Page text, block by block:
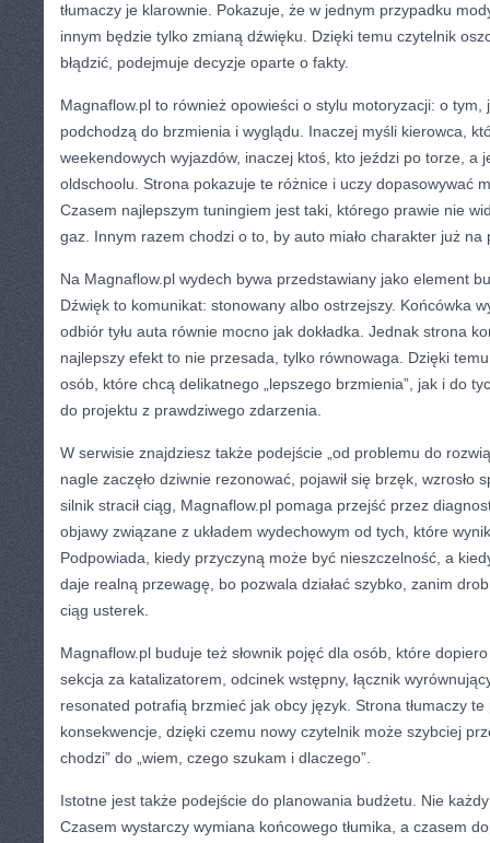
tłumaczy je klarownie. Pokazuje, że w jednym przypadku
innym będzie tylko zmianą dźwięku. Dzięki temu czytelnik
błądzić, podejmuje decyzje oparte o fakty.
Magnaflow.pl to również opowieści o stylu motoryzacji: o tym,
podchodzą do brzmienia i wyglądu. Inaczej myśli kierowca,
weekendowych wyjazdów, inaczej ktoś, kto jeździ po torze, a
oldschoolu. Strona pokazuje te różnice i uczy dopasowywać
Czasem najlepszym tuningiem jest taki, którego prawie nie
gaz. Innym razem chodzi o to, by auto miało charakter już na
Na Magnaflow.pl wydech bywa przedstawiany jako element
Dźwięk to komunikat: stonowany albo ostrzejszy. Końcówka
odbiór tyłu auta równie mocno jak dokładka. Jednak strona
najlepszy efekt to nie przesada, tylko równowaga. Dzięki
osób, które chcą delikatnego „lepszego brzmienia”, jak i do
do projektu z prawdziwego zdarzenia.
W serwisie znajdziesz także podejście „od problemu do
nagle zaczęło dziwnie rezonować, pojawił się brzęk, wzrosło
silnik stracił ciąg, Magnaflow.pl pomaga przejść przez
objawy związane z układem wydechowym od tych, które
Podpowiada, kiedy przyczyną może być nieszczelność, a
daje realną przewagę, bo pozwala działać szybko, zanim
ciąg usterek.
Magnaflow.pl buduje też słownik pojęć dla osób, które
sekcja za katalizatorem, odcinek wstępny, łącznik
resonated potrafią brzmieć jak obcy język. Strona tłumaczy
konsekwencje, dzięki czemu nowy czytelnik może szybciej
chodzi” do „wiem, czego szukam i dlaczego”.
Istotne jest także podejście do planowania budżetu. Nie
Czasem wystarczy wymiana końcowego tłumika, a czasem